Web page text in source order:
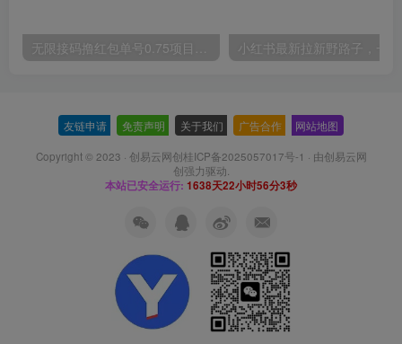
无限接码撸红包单号0.75项目无偿分享给你【揭秘】
友链申请 免责声明 关于我们 广告合作 网站地图
Copyright © 2023 · 创易云网创桂ICP备2025057017号-1 · 由创易云网
创强力驱动.
本站已安全运行: 1638天22小时56分4秒